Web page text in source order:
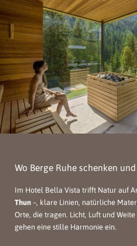
Wo Berge Ruhe schenken
Im Hotel Bella Vista trifft Natur auf
Thun–, klare Linien, natürliche
Orte, die tragen. Licht, Luft und
gehen eine stille Harmonie ein.